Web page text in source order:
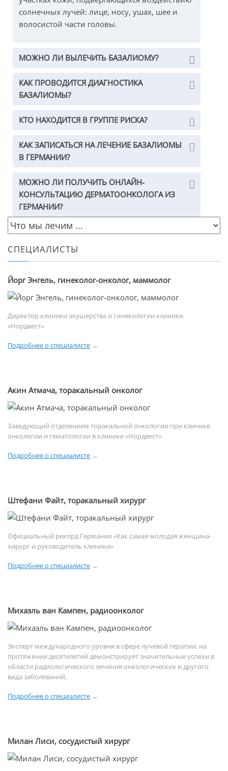
солнечных лучей: лице, носу, ушах, шее и
волосистой части головы.
МОЖНО ЛИ ВЫЛЕЧИТЬ БАЗАЛИОМУ?
КАК ПРОВОДИТСЯ ДИАГНОСТИКА
БАЗАЛИОМЫ?
КТО НАХОДИТСЯ В ГРУППЕ РИСКА?
КАК ЗАПИСАТЬСЯ НА ЛЕЧЕНИЕ БАЗАЛИОМЫ
В ГЕРМАНИИ?
МОЖНО ЛИ ПОЛУЧИТЬ ОНЛАЙН-
КОНСУЛЬТАЦИЮ ДЕРМАТООНКОЛОГА ИЗ
ГЕРМАНИИ?
СПЕЦИАЛИСТЫ
Йорг Энгель, гинеколог-онколог, маммолог
Директор клиники акушерства и гинекологии клиники
«Нордвест»
Подробнее о специалисте →
Акин Атмача, торакальный онколог
Заведующий отделением торакальной онкологии при клинике
онкологии и гематологии в клинике «Нордвест»
Подробнее о специалисте →
Штефани Файт, торакальный хирург
Официальный рекорд Германии «Как самая молодая женщина-
хирург и руководитель клиники»
Подробнее о специалисте →
Михаэль ван Кампен, радиоонколог
Эксперт международного уровня в сфере лучевой терапии, на
протяжении десятилетий демонстрирует значительные успехи в
области радиологического лечения онкологических и другого
вида заболеваний.
Подробнее о специалисте →
Милан Лиси, сосудистый хирург